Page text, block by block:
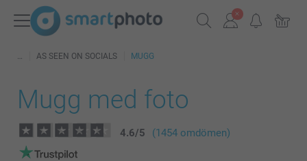
AS SEEN ON SOCIALS MUGG
Mugg med foto
4.6/5 (1454 omdömen)